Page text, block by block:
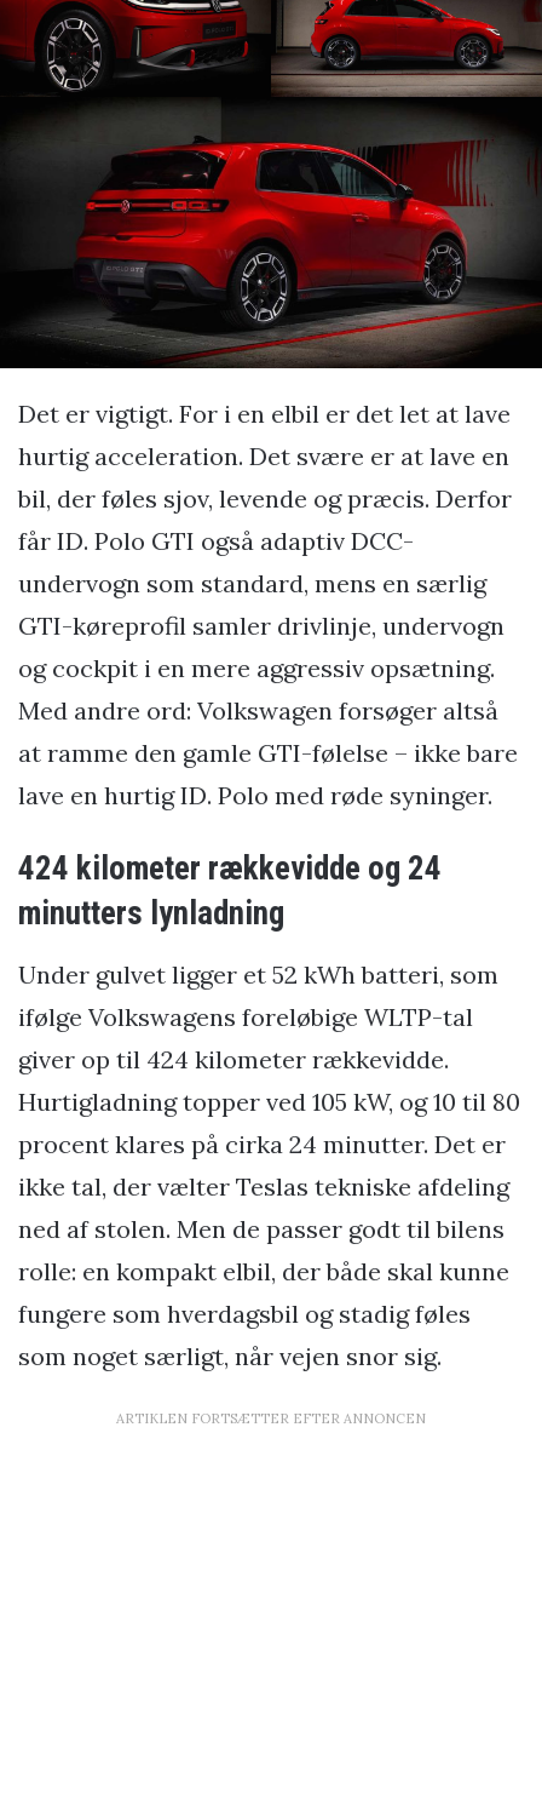
Det er vigtigt. For i en elbil er det let at lave
hurtig acceleration. Det svære er at lave en
bil, der føles sjov, levende og præcis. Derfor
får ID. Polo GTI også adaptiv DCC-
undervogn som standard, mens en særlig
GTI-køreprofil samler drivlinje, undervogn
og cockpit i en mere aggressiv opsætning.
Med andre ord: Volkswagen forsøger altså
at ramme den gamle GTI-følelse – ikke bare
lave en hurtig ID. Polo med røde syninger.
424 kilometer rækkevidde og 24
minutters lynladning
Under gulvet ligger et 52 kWh batteri, som
ifølge Volkswagens foreløbige WLTP-tal
giver op til 424 kilometer rækkevidde.
Hurtigladning topper ved 105 kW, og 10 til 80
procent klares på cirka 24 minutter. Det er
ikke tal, der vælter Teslas tekniske afdeling
ned af stolen. Men de passer godt til bilens
rolle: en kompakt elbil, der både skal kunne
fungere som hverdagsbil og stadig føles
som noget særligt, når vejen snor sig.
ARTIKLEN FORTSÆTTER EFTER ANNONCEN